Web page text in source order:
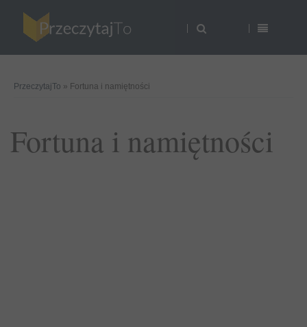
PrzeczytajTo » Fortuna i namiętności
Fortuna i namiętności